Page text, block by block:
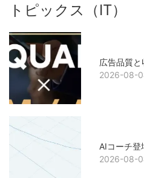
トピックス（IT）
広告品質と
2026-08-
AIコーチ登
2026-08-